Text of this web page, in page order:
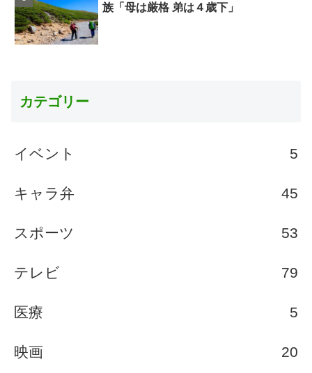
族「母は厳格 弟は４歳下」
カテゴリー
イベント 5
キャラ弁 45
スポーツ 53
テレビ 79
医療 5
映画 20